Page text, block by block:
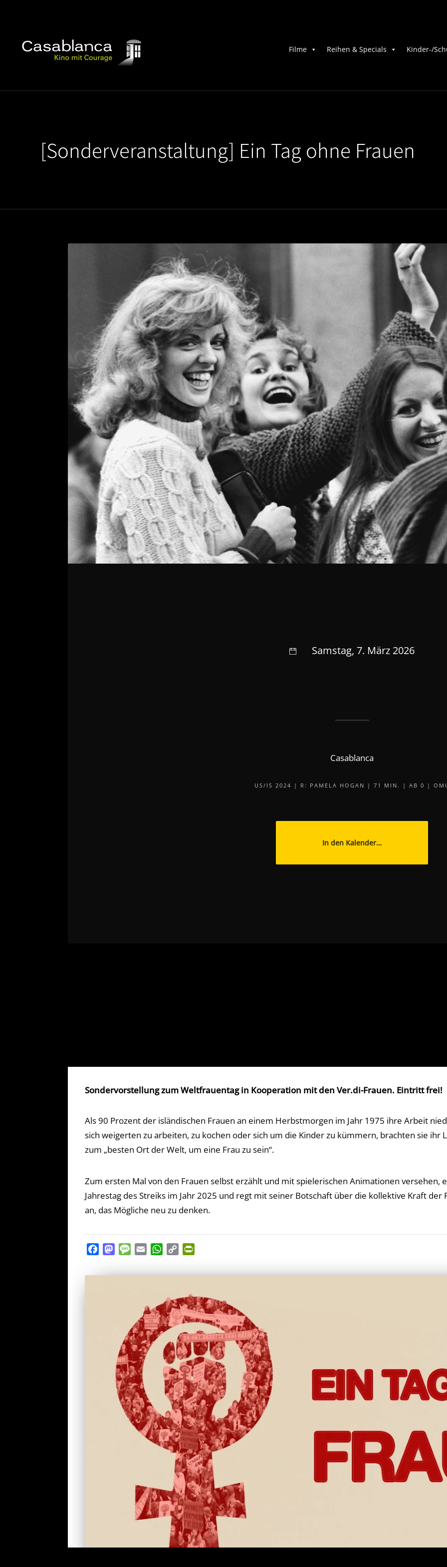
Filme Reihen & Specials Kinder-/
[Sonderveranstaltung] Ein Tag ohne Frauen
Sondervorstellung zum Weltfrauentag in Kooperation mit den Ver.di-Frauen. Eintritt frei!
Als 90 Prozent der isländischen Frauen an einem Herbstmorgen im Jahr 1975 ihre Arbeit
sich weigerten zu arbeiten, zu kochen oder sich um die Kinder zu kümmern, brachten sie ihr
zum „besten Ort der Welt, um eine Frau zu sein“.
Zum ersten Mal von den Frauen selbst erzählt und mit spielerischen Animationen versehen,
Jahrestag des Streiks im Jahr 2025 und regt mit seiner Botschaft über die kollektive Kraft der
an, das Mögliche neu zu denken.
FacebookMastodon
Message
Email WhatsApp
Copy
Samstag, 7. März 2026
Casablanca
US/IS 2024 | R: PAMELA HOGAN | 71 MIN. | AB 0 |
In den Kalender…